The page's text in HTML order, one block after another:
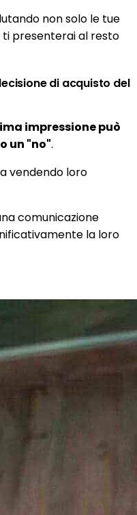
non solo le tue
presenterai al resto
di acquisto del
impressione può
un "no".
vendendo loro
comunicazione
la loro